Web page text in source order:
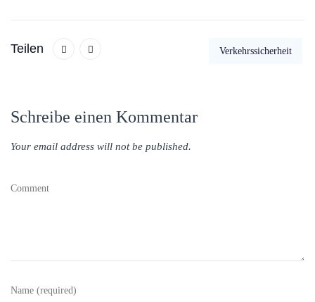
Teilen Verkehrssicherheit
Schreibe einen Kommentar
Your email address will not be published.